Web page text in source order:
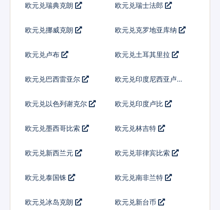
欧元兑瑞典克朗 欧元兑瑞士法郎
欧元兑挪威克朗 欧元兑克罗地亚库纳
欧元兑卢布 欧元兑土耳其里拉
欧元兑巴西雷亚尔 欧元兑印度尼西亚卢比
欧元兑以色列谢克尔 欧元兑印度卢比
欧元兑墨西哥比索 欧元兑林吉特
欧元兑新西兰元 欧元兑菲律宾比索
欧元兑泰国铢 欧元兑南非兰特
欧元兑冰岛克朗 欧元兑新台币